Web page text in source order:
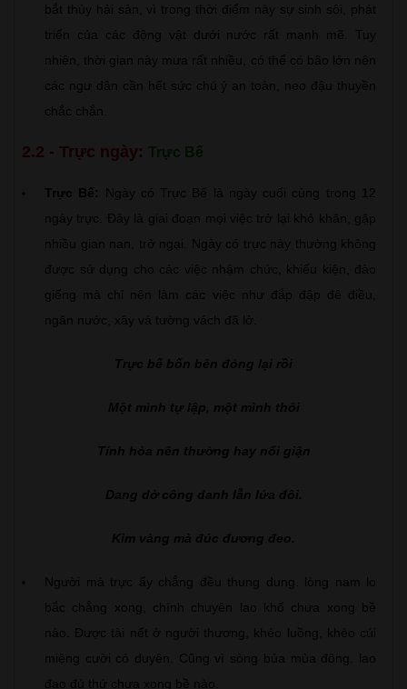
bắt thủy hải sản, vì trong thời điểm này sự sinh sôi, phát
triển của các động vật dưới nước rất mạnh mẽ. Tuy
nhiên, thời gian này mưa rất nhiều, có thể có bão lớn nên
các ngư dân cần hết sức chú ý an toàn, neo đậu thuyền
chắc chắn.
2.2 - Trực ngày: Trực Bế
Trực Bế:
Ngày có Trực Bế là ngày cuối cùng trong 12
ngày trực. Đây là giai đoạn mọi việc trở lại khó khăn, gặp
nhiều gian nan, trở ngại. Ngày có trực này thường không
được sử dụng cho các việc nhậm chức, khiếu kiện, đào
giếng mà chỉ nên làm các việc như đắp đập đê điều,
ngăn nước, xây vá tường vách đã lở.
Trực bế bốn bên đóng lại rồi
Một mình tự lập, một mình thôi
Tính hỏa nên thường hay nổi giận
Dang dở công danh lẫn lứa đôi.
Kim vàng mà đúc đương đeo.
Người mà trực ấy chẳng đều thung dung. lòng nam lo
bắc chẳng xong, chính chuyên lao khổ chưa xong bề
nào. Được tài nết ở người thương, khéo luồng, khéo cúi
miệng cười có duyên. Cũng vì sòng bủa mùa đông. lao
đao đủ thứ chưa xong bề nào.